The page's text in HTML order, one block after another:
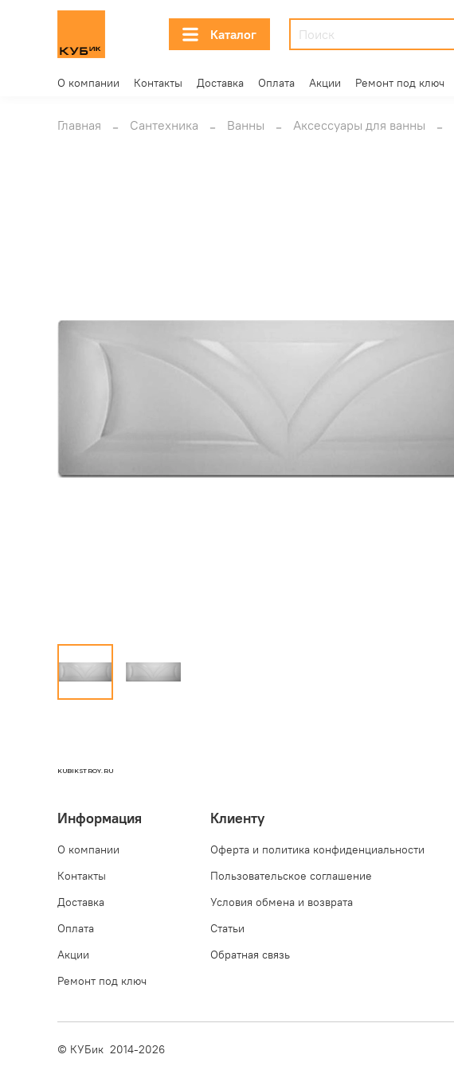
Каталог
О компании Контакты Доставка Оплата Акции Ремонт под ключ
Главная Сантехника Ванны Аксессуары для ванны
KUBIKSTROY.RU
Информация
О компании
Контакты
Доставка
Оплата
Акции
Ремонт под ключ
Клиенту
Оферта и политика конфиденциальности
Пользовательское соглашение
Условия обмена и возврата
Статьи
Обратная связь
© КУБик 2014-2026